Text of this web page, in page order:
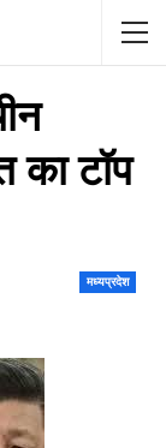
का टॉप
मध्यप्रदेश